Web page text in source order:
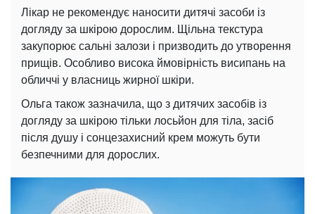
Лікар не рекомендує наносити дитячі засоби із
догляду за шкірою дорослим. Щільна текстура
закупорює сальні залози і призводить до утворення
прищів. Особливо висока ймовірність висипань на
обличчі у власниць жирної шкіри.
Ольга також зазначила, що з дитячих засобів із
догляду за шкірою тільки лосьйон для тіла, засіб
після душу і сонцезахисний крем можуть бути
безпечними для дорослих.